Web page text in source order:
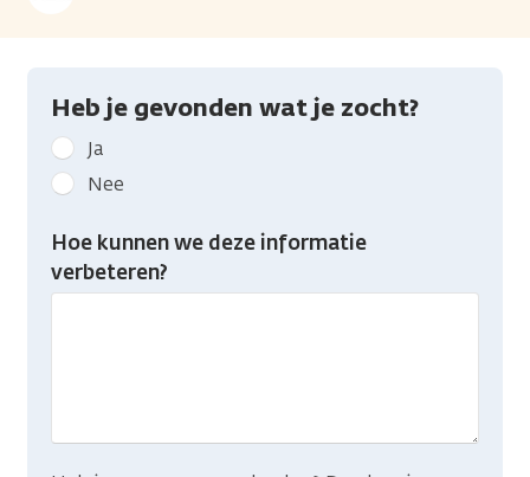
Heb je gevonden wat je zocht?
Geef
kanker.nl
feedback:
Heb
gevonden
Ja
Nee
Hoe kunnen we deze informatie
verbeteren?